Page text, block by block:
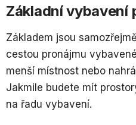
Základní vybavení
Základem jsou
cestou pronájmu
menší místnost nebo
Jakmile budete mít
na řadu vybavení.